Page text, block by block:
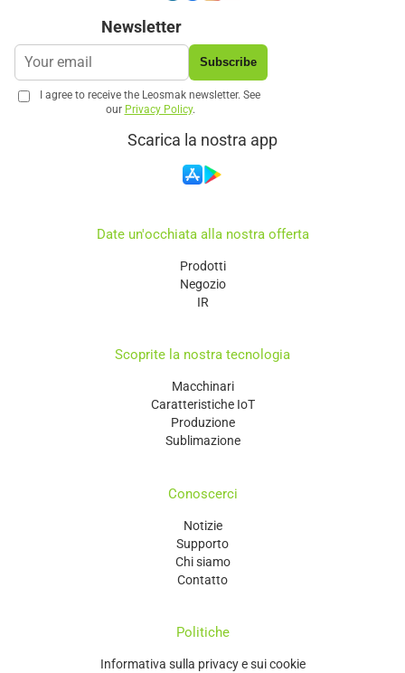
Newsletter
Subscribe
I agree to receive the Leosmak newsletter. See
our Privacy Policy.
Scarica la nostra app
Date un'occhiata alla nostra offerta
Prodotti
Negozio
IR
Scoprite la nostra tecnologia
Macchinari
Caratteristiche IoT
Produzione
Sublimazione
Conoscerci
Notizie
Supporto
Chi siamo
Contatto
Politiche
Informativa sulla privacy e sui cookie